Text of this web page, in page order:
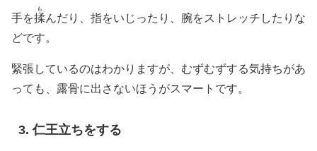
手を揉
も
んだり、指をいじったり、腕をストレッチしたりな
どです。
緊張しているのはわかりますが、むずむずする気持ちがあ
っても、露骨に出さないほうがスマートです。
仁王立ちをする